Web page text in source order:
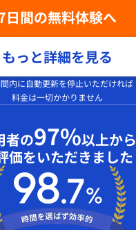
日間の無料体験へ
もっと詳細を見る
内に自動更新を停止いただければ
料金は一切かかりません
者の97%以上から
価をいただきました